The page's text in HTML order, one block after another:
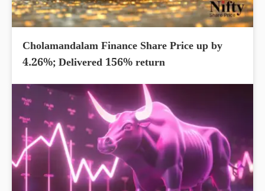
Cholamandalam Finance Share Price up by
4.26%; Delivered 156% return